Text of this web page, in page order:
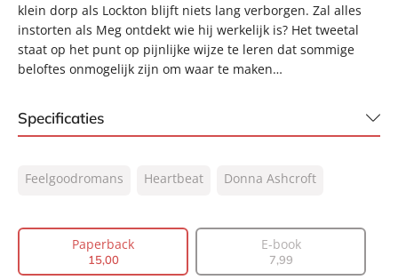
klein dorp als Lockton blijft niets lang verborgen. Zal alles
instorten als Meg ontdekt wie hij werkelijk is? Het tweetal
staat op het punt op pijnlijke wijze te leren dat sommige
beloftes onmogelijk zijn om waar te maken…
Specificaties
NUR:
302
Auteur(s):
Donna Ashcroft
Feelgoodromans Heartbeat Donna Ashcroft
Paperback
15,00
E-book
7,99